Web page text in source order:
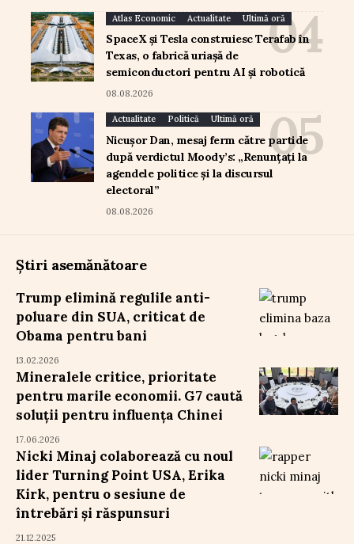
Atlas Economic Actualitate Ultimă oră
SpaceX și Tesla construiesc Terafab în
Texas, o fabrică uriașă de
semiconductori pentru AI și robotică
08.08.2026
Actualitate Politică Ultimă oră
Nicușor Dan, mesaj ferm către partide
după verdictul Moody’s: „Renunțați la
agendele politice și la discursul
electoral”
08.08.2026
Știri asemănătoare
Trump elimină regulile anti-
poluare din SUA, criticat de
Obama pentru bani
13.02.2026
Mineralele critice, prioritate
pentru marile economii. G7 caută
soluții pentru influența Chinei
17.06.2026
Nicki Minaj colaborează cu noul
lider Turning Point USA, Erika
Kirk, pentru o sesiune de
întrebări și răspunsuri
21.12.2025